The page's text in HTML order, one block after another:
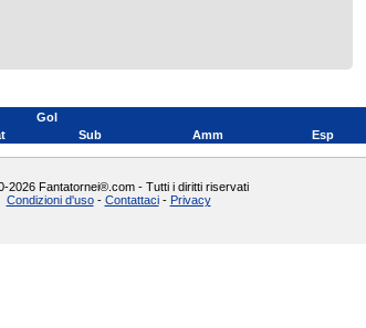
Gol
Sub Amm Esp
2026 Fantatornei®.com - Tutti i diritti riservati
Condizioni d'uso- Contattaci- Privacy